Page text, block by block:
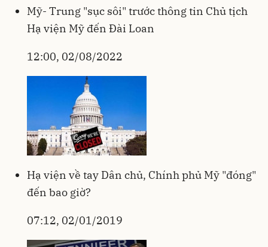
Mỹ- Trung "sục sôi" trước thông tin Chủ tịch
Hạ viện Mỹ đến Đài Loan
12:00, 02/08/2022
Hạ viện về tay Dân chủ, Chính phủ Mỹ "đóng"
đến bao giờ?
07:12, 02/01/2019